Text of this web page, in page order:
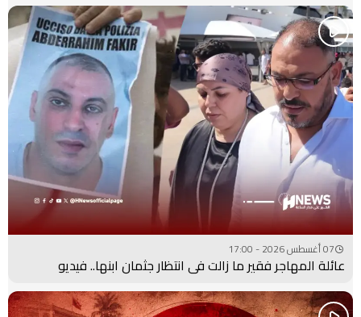
07 أغسطس 2026 - 17:00
عائلة المهاجر فقير ما زالت في انتظار جثمان ابنها.. فيديو